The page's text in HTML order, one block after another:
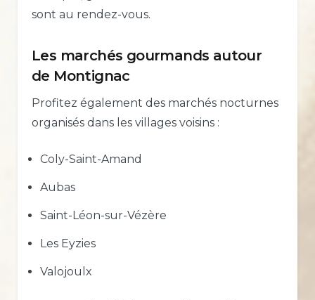
sont au rendez-vous.
Les marchés gourmands autour
de Montignac
Profitez également des marchés nocturnes
organisés dans les villages voisins :
Coly-Saint-Amand
Aubas
Saint-Léon-sur-Vézère
Les Eyzies
Valojoulx